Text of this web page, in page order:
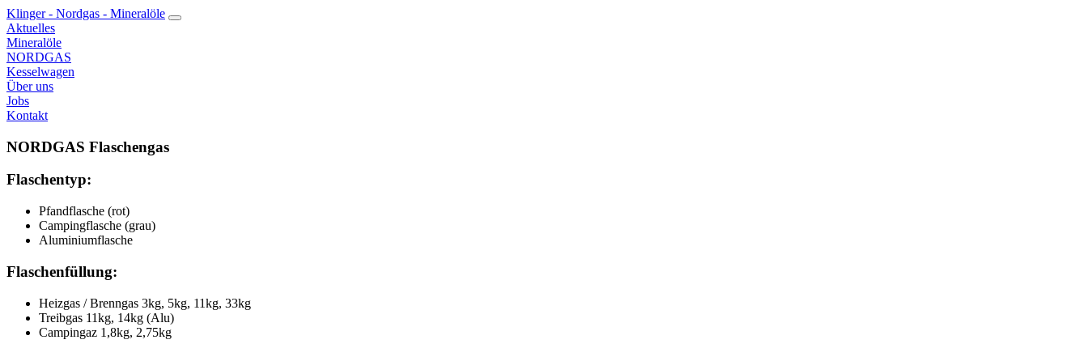
Klinger - Nordgas - Mineralöle
Aktuelles
Mineralöle
NORDGAS
Kesselwagen
Über uns
Jobs
Kontakt
NORDGAS Flaschengas
Flaschentyp:
Pfandflasche (rot)
Campingflasche (grau)
Aluminiumflasche
Flaschenfüllung:
Heizgas / Brenngas 3kg, 5kg, 11kg, 33kg
Treibgas 11kg, 14kg (Alu)
Campingaz 1,8kg, 2,75kg